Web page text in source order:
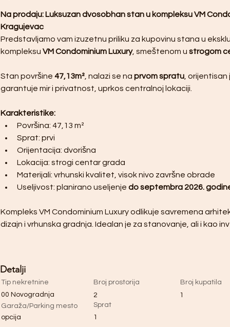
Na prodaju: Luksuzan dvosobhan stan u kompleksu VM
Kragujevac
Predstavljamo vam izuzetnu priliku za kupovinu stana u
kompleksu VM Condominium Luxury, smeštenom u strogom
Stan površine 47,13m² , nalazi se na prvom spratu ,
garantuje mir i privatnost, uprkos centralnoj lokaciji.
Karakteristike:
Površina: 47,13 m²
Sprat: prvi
Orijentacija: dvorišna
Lokacija: strogi centar grada
Materijali: vrhunski kvalitet, visok nivo završne obrade
Useljivost: planirano useljenje do septembra 2026.
Kompleks VM Condominium Luxury odlikuje savremena
dizajn i vrhunska gradnja. Idealan je za stanovanje, ali i kao
Detalji
Tip nekretnine
00 Novogradnja
Garaža/Parking mesto
opcija
Broj prostorija
2
Sprat
Broj kupatila
1
1